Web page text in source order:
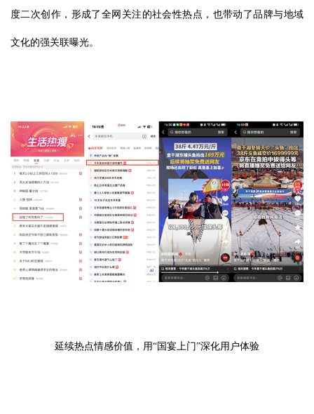
度二次创作，形成了全网关注的社会性热点，也带动了品牌与地域
文化的强关联曝光。
延续热点情感价值，用“国宴上门”深化用户体验